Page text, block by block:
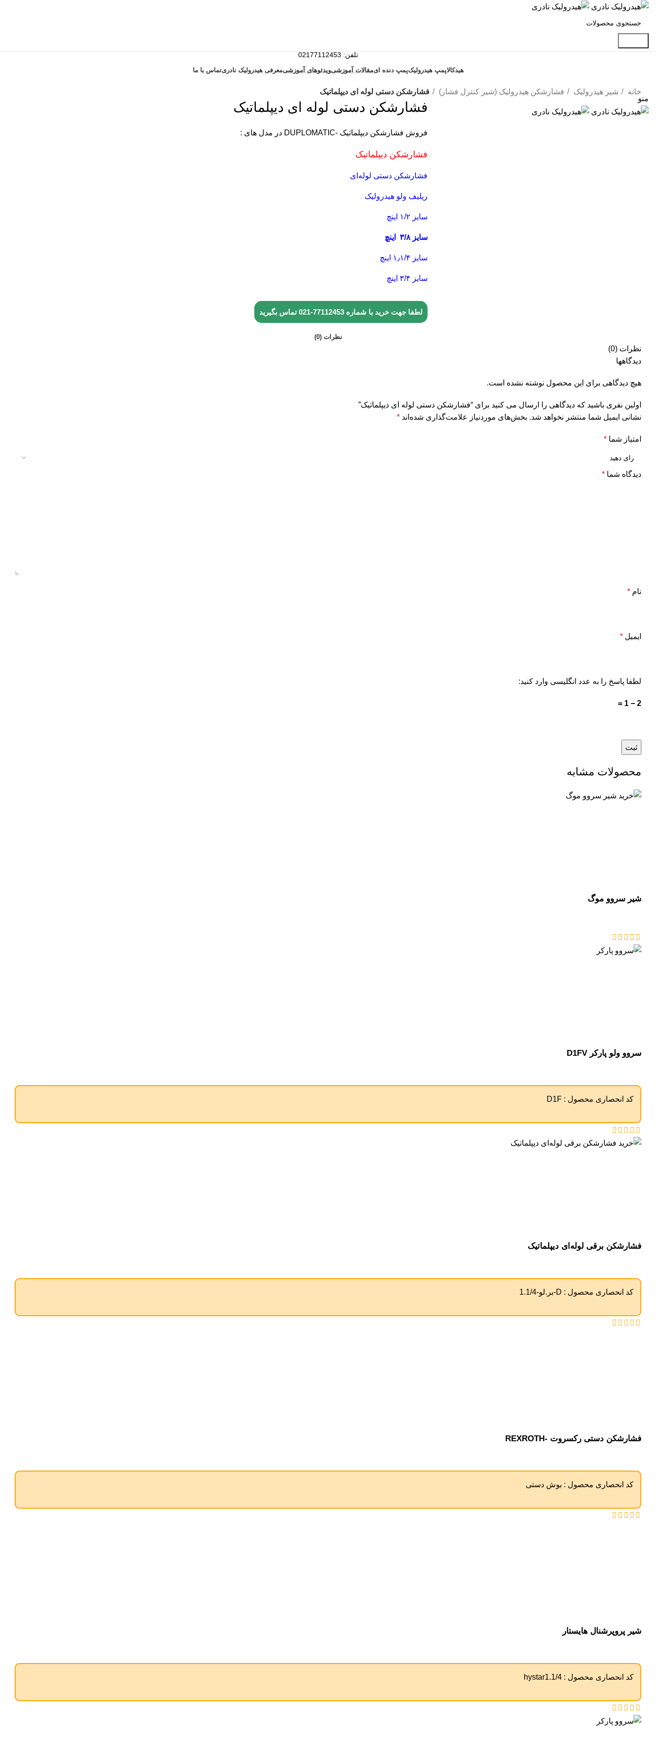
تلفن: 02177112453
همراه: 09120199517
منو
هیدکالاپمپ هیدرولیکپمپ دنده ایمقالات آموزشیویدئوهای آموزشیمعرفی هیدرولیک نادریتماس با ما
خانه شیر هیدرولیک فشارشکن هیدرولیک (شیر کنترل فشار) فشارشکن دستی لوله ای دیپلماتیک
فشارشکن دستی لوله ای دیپلماتیک
فروش فشارشکن دیپلماتیک -DUPLOMATIC در مدل های :
فشارشکن دیپلماتیک
فشارشکن دستی لوله‌ای
ریلیف ولو هیدرولیک
سایز ۱/۲ اینچ
سایز ۳/۸ اینچ
سایز ۱٫۱/۴ اینچ
سایز ۳/۴ اینچ
لطفا جهت خرید با شماره 77112453-021 تماس بگیرید
نظرات (0)
نظرات (0)
دیدگاهها
هیچ دیدگاهی برای این محصول نوشته نشده است.
اولین نفری باشید که دیدگاهی را ارسال می کنید برای “فشارشکن دستی لوله ای دیپلماتیک”
نشانی ایمیل شما منتشر نخواهد شد. بخش‌های موردنیاز علامت‌گذاری شده‌اند *
امتیاز شما *
دیدگاه شما *
نام *
ایمیل *
لطفا پاسخ را به عدد انگلیسی وارد کنید:
2 − 1 =
محصولات مشابه
شیر سروو موگ
سروو ولو پارکر D1FV
کد انحصاری محصول : D1F
فشارشکن برقی لوله‌ای دیپلماتیک
کد انحصاری محصول : D-بر.لو-1.1/4
فشارشکن دستی رکسروت -REXROTH
کد انحصاری محصول : بوش دستی
شیر پروپرشنال هایستار
کد انحصاری محصول : hystar1.1/4